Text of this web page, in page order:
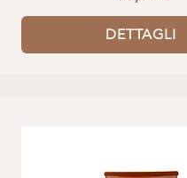
DETTAGLI